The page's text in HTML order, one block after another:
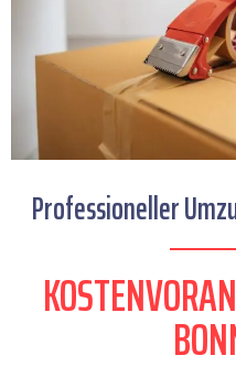
Professioneller